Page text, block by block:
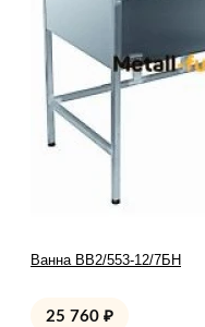
Ванна ВВ2/553-12/7БН
25 760 ₽